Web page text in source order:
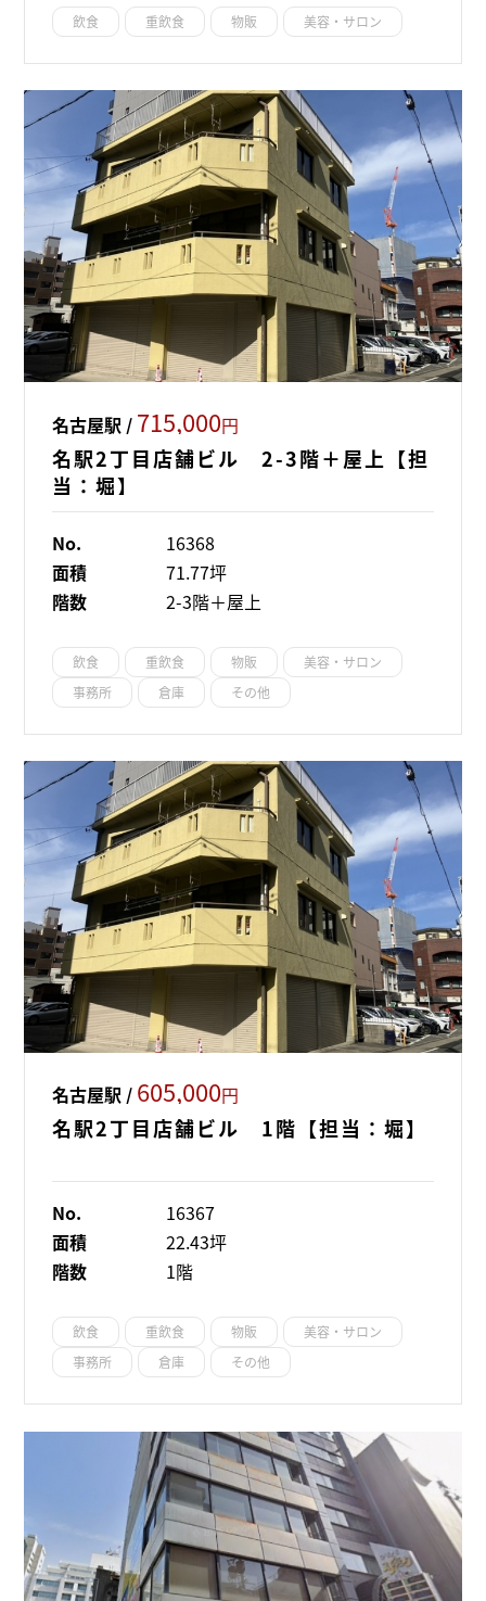
飲食 重飲食 物販 美容・サロン
名古屋駅 / 715,000円
名駅2丁目店舗ビル 2-3階＋屋上【担
当：堀】
No.
16368
面積
71.77坪
階数
2-3階＋屋上
飲食 重飲食 物販
美容・サロン
事務所
倉庫 その他
名古屋駅 / 605,000円
名駅2丁目店舗ビル 1階【担当：堀】
No.
16367
面積
22.43坪
階数
1階
飲食 重飲食 物販
美容・サロン
事務所
倉庫 その他